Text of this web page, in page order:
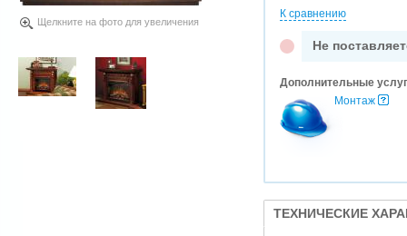
Щелкните на фото для увеличения
К сравнению
Не
Дополнительные
Монтаж
ТЕХНИЧЕСКИЕ